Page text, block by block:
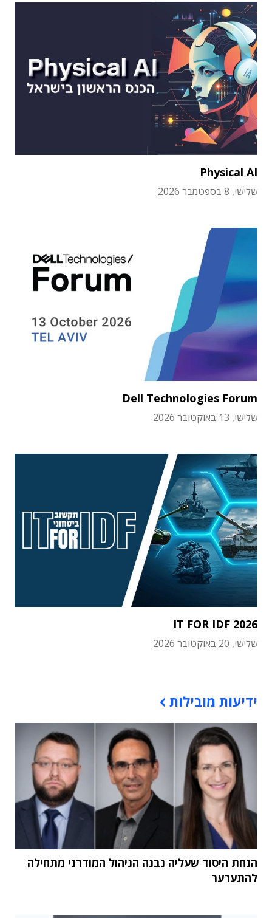
Physical AI
שלישי, 8 בספטמבר 2026
Dell Technologies Forum
שלישי, 13 באוקטובר 2026
IT FOR IDF 2026
שלישי, 20 באוקטובר 2026
ידיעות מובילות
הנחת היסוד שעליה נבנה הניהול המודרני מתחילה
להתערער